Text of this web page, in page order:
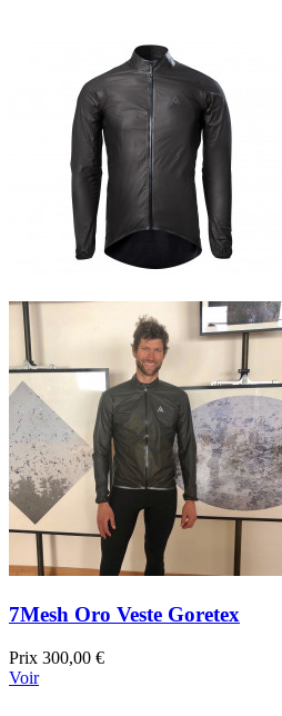
7Mesh Oro Veste Goretex
Prix 300,00 €
Voir